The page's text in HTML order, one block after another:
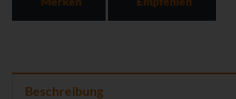
Beschreibung